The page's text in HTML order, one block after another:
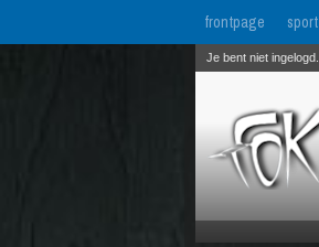
frontpage sport
Je bent niet ingelogd.